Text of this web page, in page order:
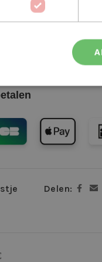
bij de Wolkast?
vanaf € 4,99
= Zelfde
Delen: